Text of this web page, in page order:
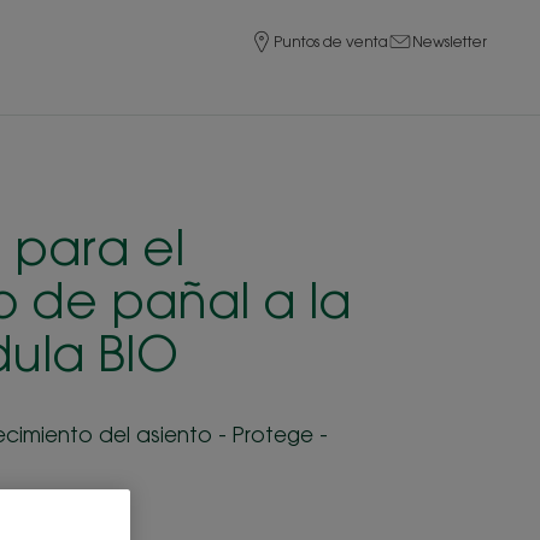
Puntos de venta Newsletter
para el
de pañal a la
BIO
del asiento - Protege -